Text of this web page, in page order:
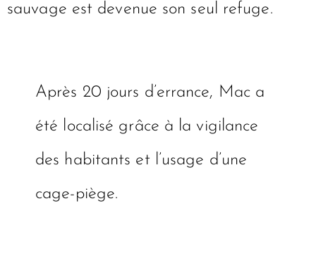
sauvage est devenue son seul refuge.
Après 20 jours d’errance, Mac a
été localisé grâce à la vigilance
des habitants et l’usage d’une
cage-piège.